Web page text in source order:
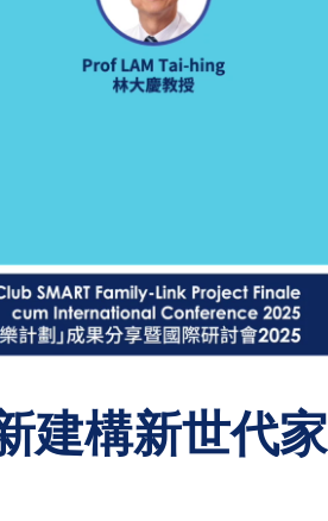
建構新世代家